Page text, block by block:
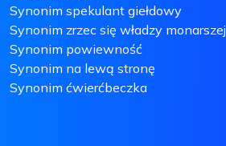
Synonim spekulant giełdowy
Synonim zrzec się władzy monarszej
Synonim powiewność
Synonim na lewą stronę
Synonim ćwierćbeczka